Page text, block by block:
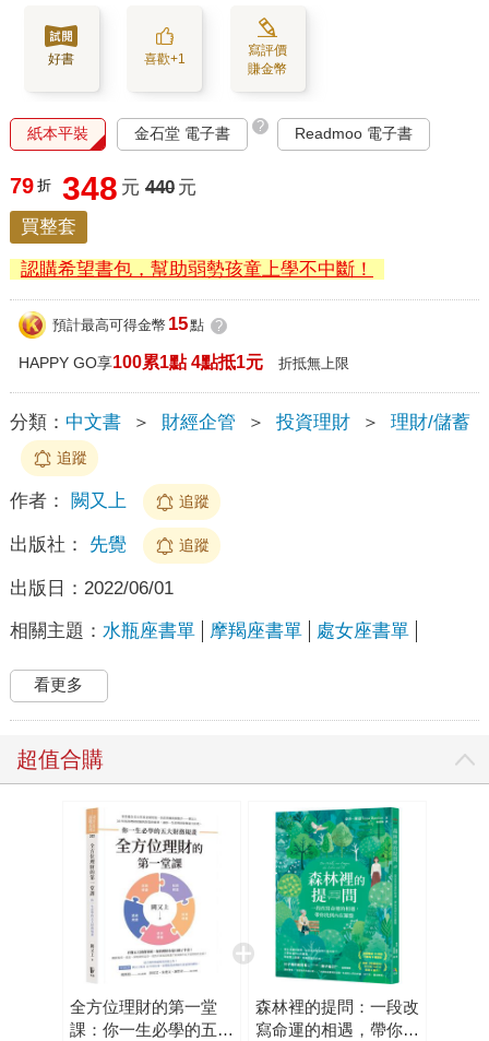
好書 喜歡+1
寫評價
賺金幣
紙本平裝 金石堂 電子書 ? Readmoo 電子書
79 折 348 元 440 元
買整套
認購希望書包，幫助弱勢孩童上學不中斷！
預計最高可得金幣 15點 ?
HAPPY GO享100累1點 4點抵1元 折抵無上限
分類： 中文書 ＞ 財經企管 ＞ 投資理財 ＞ 理財/儲蓄
追蹤
作者： 闕又上 追蹤
出版社： 先覺 追蹤
出版日： 2022/06/01
相關主題： 水瓶座書單 摩羯座書單 處女座書單
看更多
超值合購
全方位理財的第一堂
課：你一生必學的五大
森林裡的提問：一段改
寫命運的相遇，帶你找